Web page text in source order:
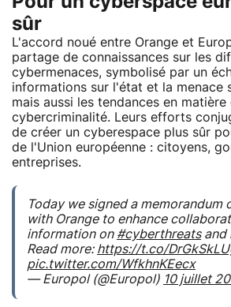
sûr
L'accord noué entre Orange et
partage de connaissances sur les
cybermenaces, symbolisé par un
informations sur l'état et la menace
mais aussi les tendances en matière
cybercriminalité. Leurs efforts
de créer un cyberespace plus sûr
de l'Union européenne : citoyens,
entreprises.
Today we signed a memorandum
with Orange to enhance
information on #cyberthreatsand
Read more: https://t.co/
pic.twitter.com/WfkhnKEecx
— Europol (@Europol) 10 juillet